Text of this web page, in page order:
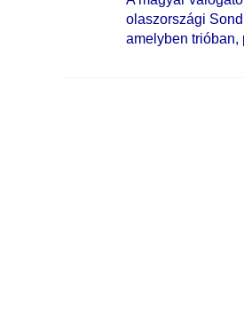
olaszországi
amelyben trióban,